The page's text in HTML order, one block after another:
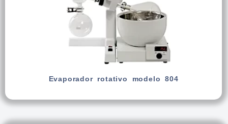
Evaporador rotativo modelo 804